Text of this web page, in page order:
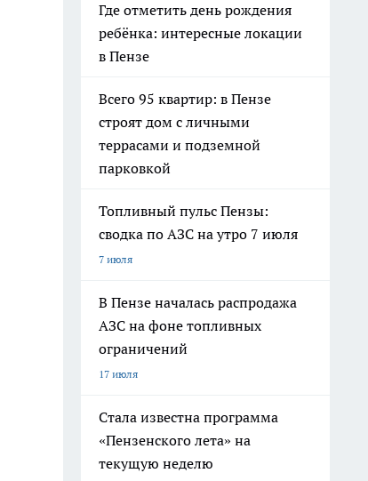
Где отметить день рождения
ребёнка: интересные локации
в Пензе
Всего 95 квартир: в Пензе
строят дом с личными
террасами и подземной
парковкой
Топливный пульс Пензы:
сводка по АЗС на утро 7 июля
7 июля
В Пензе началась распродажа
АЗС на фоне топливных
ограничений
17 июля
Стала известна программа
«Пензенского лета» на
текущую неделю